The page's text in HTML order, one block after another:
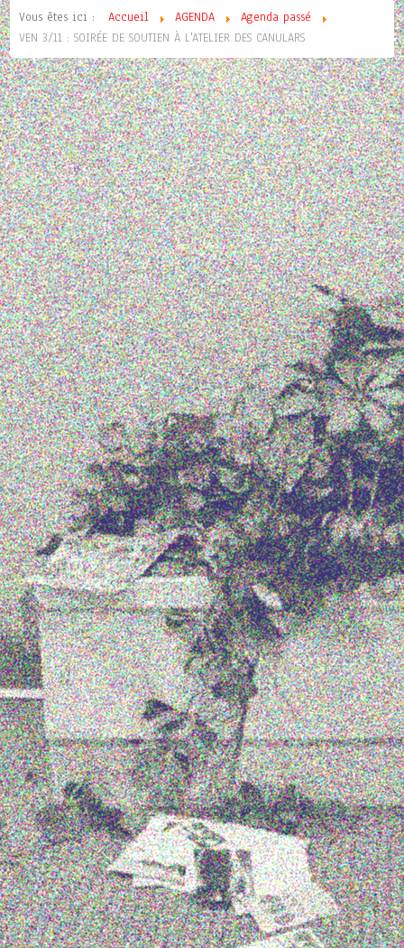
Vous êtes ici : Accueil AGENDA
Agenda passé
VEN 3/11 : SOIRÉE DE SOUTIEN À L'ATELIER DES CANULARS